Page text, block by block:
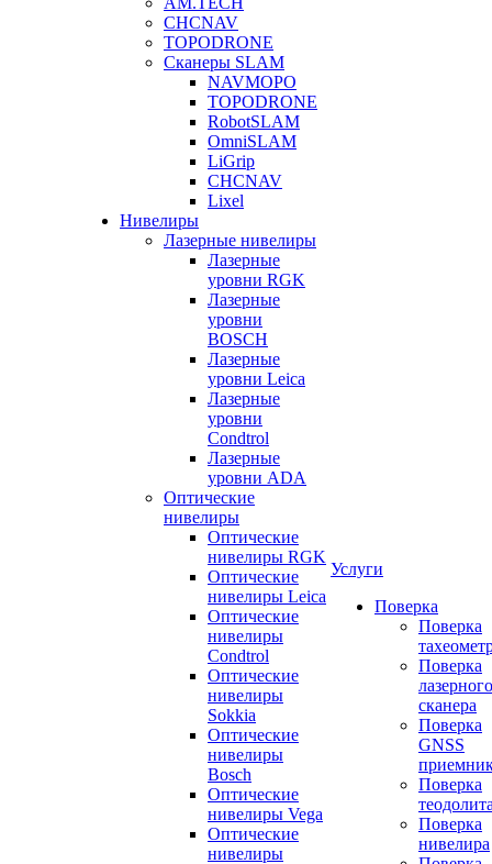
CHCNAV
TOPODRONE
Сканеры SLAM
NAVMOPO
TOPODRONE
RobotSLAM
OmniSLAM
LiGrip
CHCNAV
Lixel
Нивелиры
Лазерные нивелиры
Лазерные
уровни RGK
Лазерные
уровни
BOSCH
Лазерные
уровни Leica
Лазерные
уровни
Condtrol
Лазерные
уровни ADA
Оптические
нивелиры
Оптические
нивелиры RGK
Оптические
нивелиры Leica
Оптические
нивелиры
Condtrol
Оптические
нивелиры
Sokkia
Оптические
нивелиры
Bosch
Оптические
нивелиры Vega
Оптические
нивелиры
Услуги
Поверка
Поверка
Поверка
лазерного
сканера
Поверка
GNSS
Поверка
Поверка
нивелира